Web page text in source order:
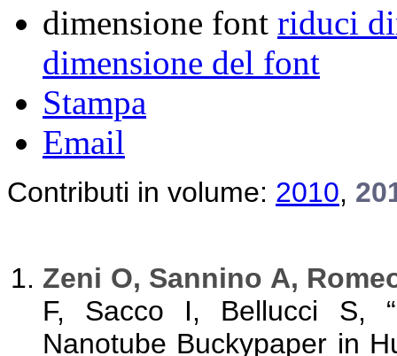
dimensione font riduci
dimensione del font
Stampa
Email
Contributi in volume: 2010,
Zeni O, Sannino A,
F, Sacco I, Bellucci S,
Nanotube Buckypaper in